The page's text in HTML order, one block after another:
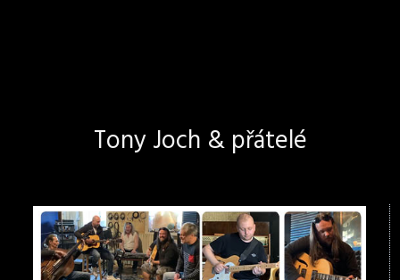
Tony Joch & přátelé